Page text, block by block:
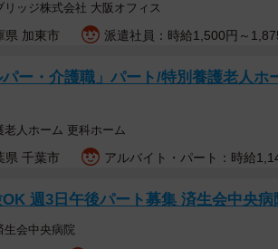
自動小銃に防弾チョッキという重厚な装
、阿部寛、二階堂ふみを病院、日本大使
ンゴル国境から逃げられ、日本へ脱出さ
者に強烈なインパクトを残しました。
リッジ株式会社 大阪オフィス
県 加東市 派遣社員：時給1,500円～
パー・介護職」パート/特別養護老人
老人ホーム 更科ホーム
県 千葉市 アルバイト・パート：時給
週3日午後パート募集 済生会中央
生会中央病院